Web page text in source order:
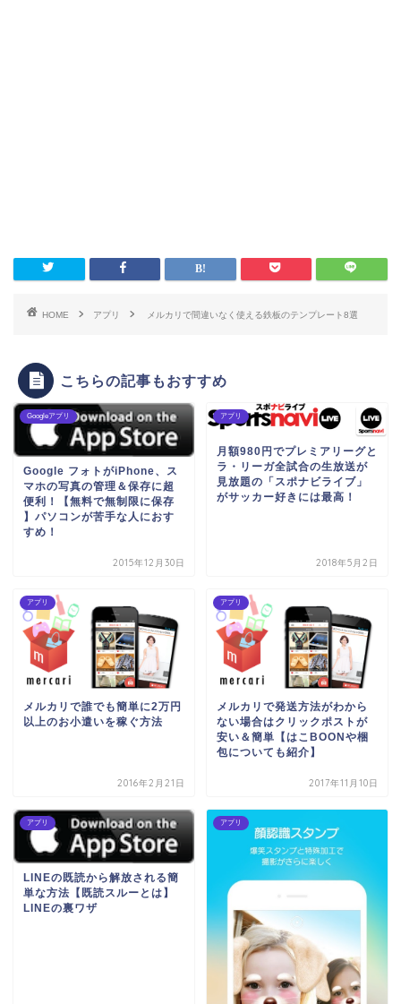
HOME アプリ メルカリで間違いなく使える鉄板のテンプレート8選
こちらの記事もおすすめ
Googleアプリ
Google フォトがiPhone、ス
マホの写真の管理＆保存に超
便利！【無料で無制限に保存
】パソコンが苦手な人におす
すめ！
2015年12月30日
アプリ
月額980円でプレミアリーグと
ラ・リーガ全試合の生放送が
見放題の「スポナビライブ」
がサッカー好きには最高！
2018年5月2日
アプリ
メルカリで誰でも簡単に2万円
以上のお小遣いを稼ぐ方法
2016年2月21日
アプリ
メルカリで発送方法がわから
ない場合はクリックポストが
安い＆簡単【はこBOONや梱
包についても紹介】
2017年11月10日
アプリ
LINEの既読から解放される簡
単な方法【既読スルーとは】
LINEの裏ワザ
アプリ